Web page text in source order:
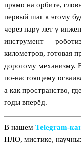
прямо на орбите,
первый шаг к этому
через пару лет у
инструмент —
километров, готовая
дорогому механизму.
по-настоящему
а как пространство,
годы вперёд.
В нашем
НЛО, мистике,